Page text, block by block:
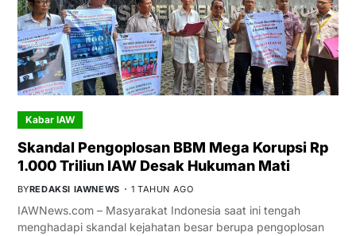
Kabar IAW
Skandal Pengoplosan BBM Mega Korupsi Rp
1.000 Triliun IAW Desak Hukuman Mati
BYREDAKSI IAWNEWS 1 TAHUN AGO
IAWNews.com – Masyarakat Indonesia saat ini tengah
menghadapi skandal kejahatan besar berupa pengoplosan